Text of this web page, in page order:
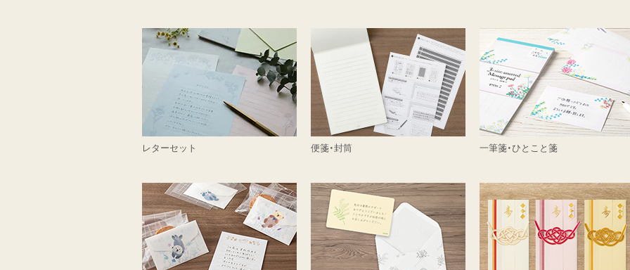
レターセット 便箋・封筒 一筆箋・ひとこと箋